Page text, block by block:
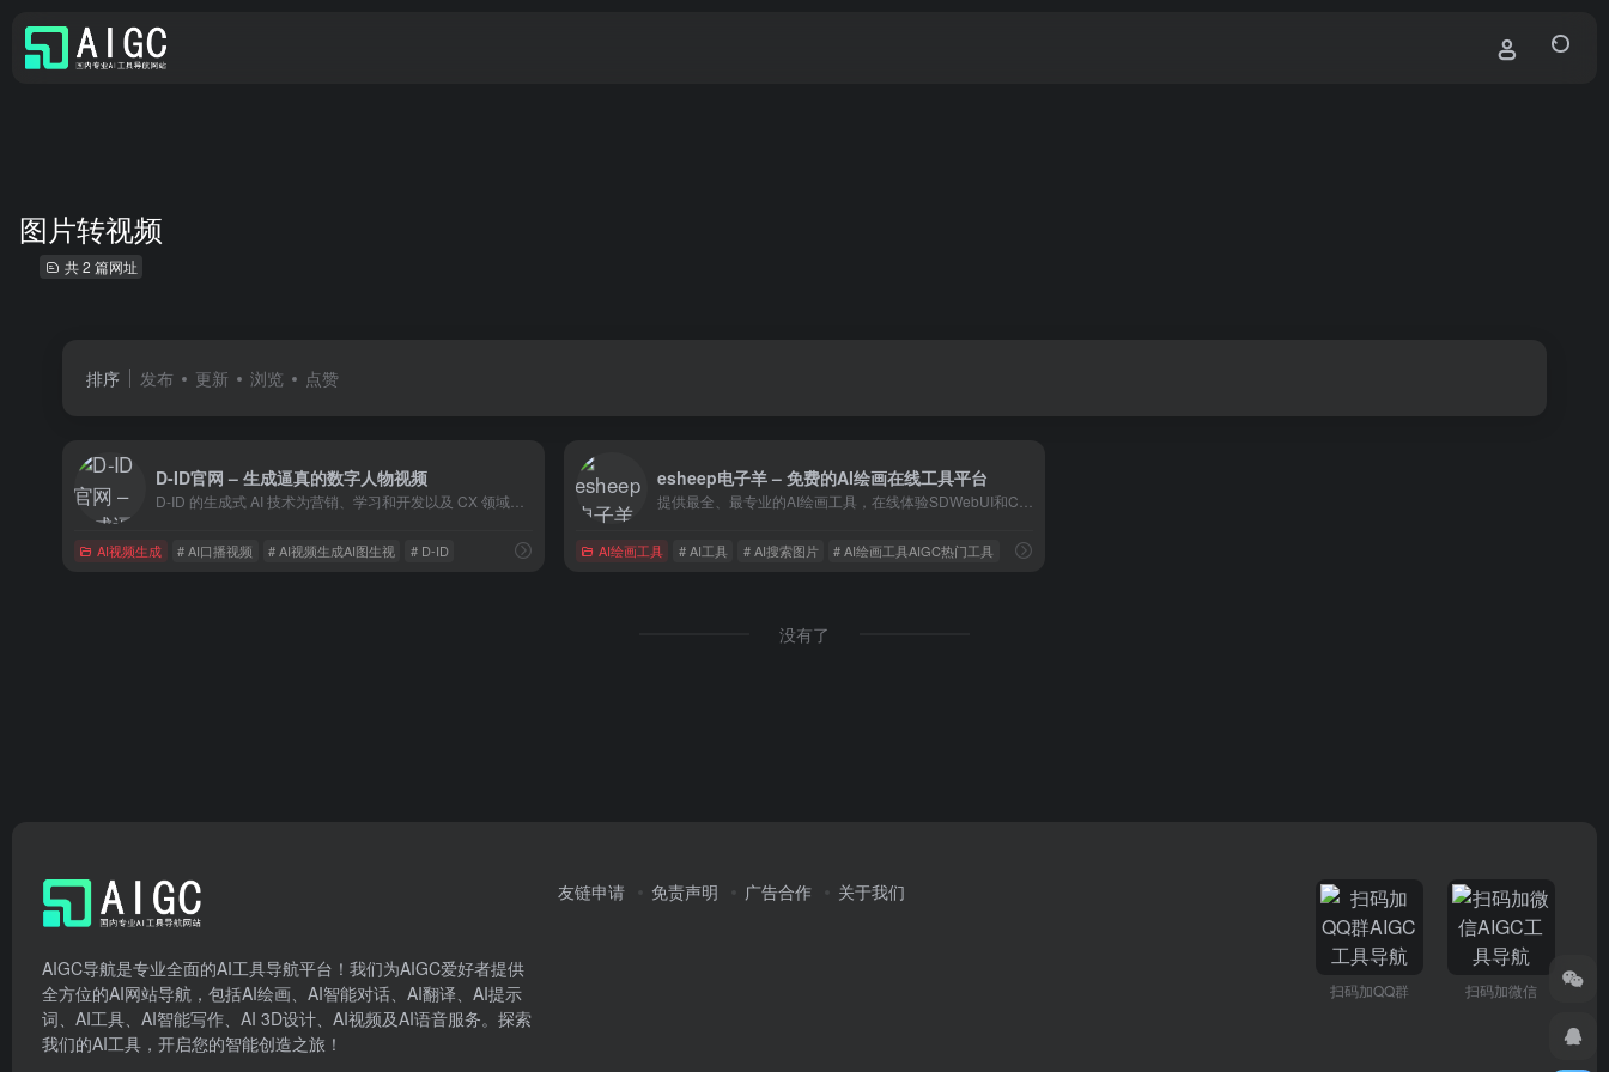
图片转视频
共 2 篇网址
排序 发布 更新 浏览 点赞
D-ID官网 – 生成逼真的数字人物视频
AI视频生成 # AI口播视频 # AI视频生成AI图生视 # D-ID
esheep电子羊 – 免费的AI绘画在线工具平台
AI绘画工具 # AI工具 # AI搜索图片 # AI绘画工具AIGC热门工具
没有了
AIGC导航是专业全面的AI工具导航平台！我们为AIGC爱好者提供
全方位的AI网站导航，包括AI绘画、AI智能对话、AI翻译、AI提示
词、AI工具、AI智能写作、AI 3D设计、AI视频及AI语音服务。探索
我们的AI工具，开启您的智能创造之旅！
友链申请 免责声明 广告合作 关于我们
扫码加QQ群 扫码加微信